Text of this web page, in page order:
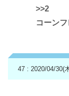
>>2
コーン
47 : 2020/04/30(